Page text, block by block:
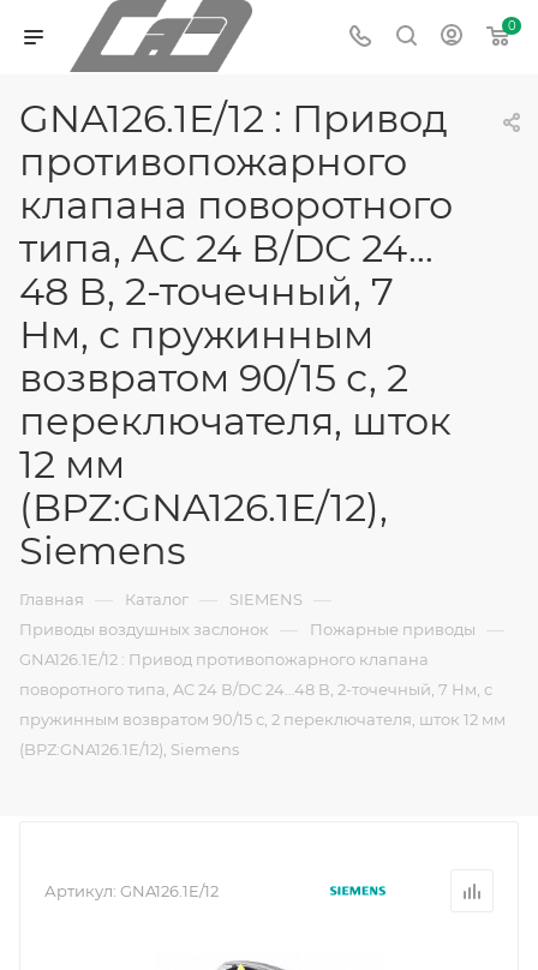
0
GNA126.1E/12 : Привод
противопожарного
клапана поворотного
типа, AC 24 В/DC 24…
48 В, 2-точечный, 7
Нм, с пружинным
возвратом 90/15 с, 2
переключателя, шток
12 мм
(BPZ:GNA126.1E/12),
Siemens
Главная — Каталог — SIEMENS —
Приводы воздушных заслонок — Пожарные приводы —
GNA126.1E/12 : Привод противопожарного клапана
поворотного типа, AC 24 В/DC 24…48 В, 2-точечный, 7 Нм, с
пружинным возвратом 90/15 с, 2 переключателя, шток 12 мм
(BPZ:GNA126.1E/12), Siemens
Артикул: GNA126.1E/12